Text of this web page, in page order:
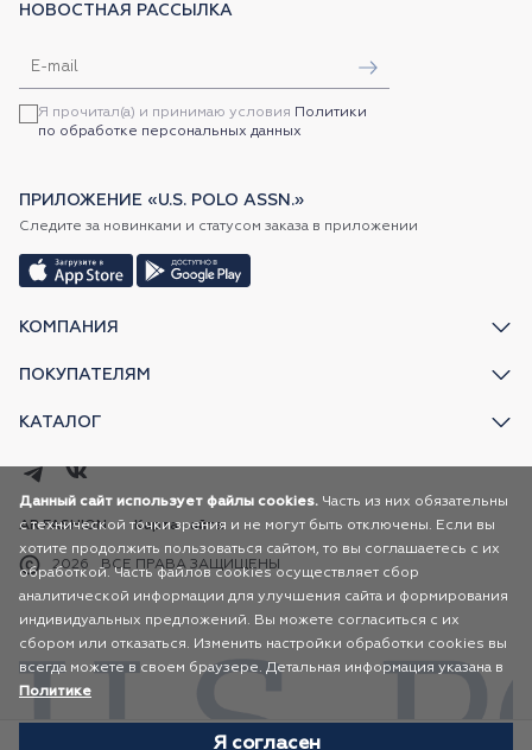
КОМПАНИЯ
ПОКУПАТЕЛЯМ
КАТАЛОГ
НОВОСТНАЯ РАССЫЛКА
Я прочитал(а) и принимаю условия Политики
по обработке персональных данных
ПРИЛОЖЕНИЕ «U.S. POLO ASSN.»
Следите за новинками и статусом заказа в приложении
2026 ВСЕ ПРАВА ЗАЩИЩЕНЫ
AR FASHION Карта сайта
Данный сайт использует файлы cookies. Часть из них обязательны
с технической точки зрения и не могут быть отключены. Если вы
хотите продолжить пользоваться сайтом, то вы соглашаетесь с их
обработкой. Часть файлов cookies осуществляет сбор
аналитической информации для улучшения сайта и формирования
индивидуальных предложений. Вы можете согласиться с их
сбором или отказаться. Изменить настройки обработки cookies вы
всегда можете в своем браузере. Детальная информация указана в
Политике
Я согласен